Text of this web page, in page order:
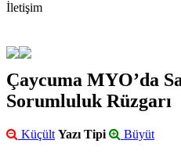
İletişim
Çaycuma MYO’da
Sorumluluk Rüzgarı
Küçült Yazı Tipi Büyüt